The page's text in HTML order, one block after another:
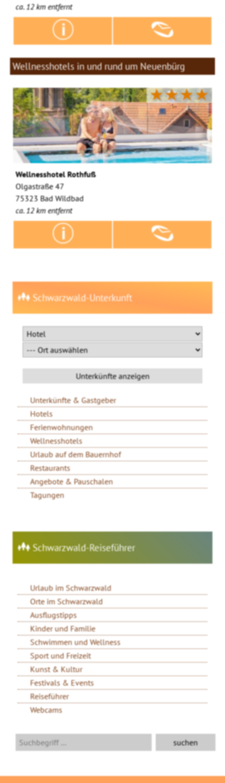
ca. 12 km entfernt
Wellnesshotels in und rund um Neuenbürg
★★★★
Wellnesshotel Rothfuß
Olgastraße 47
75323 Bad Wildbad
ca. 12 km entfernt
Schwarzwald-Unterkunft
Unterkünfte & Gastgeber
Hotels
Ferienwohnungen
Wellnesshotels
Urlaub auf dem Bauernhof
Restaurants
Angebote & Pauschalen
Tagungen
Schwarzwald-Reiseführer
Urlaub im Schwarzwald
Orte im Schwarzwald
Ausflugstipps
Kinder und Familie
Schwimmen und Wellness
Sport und Freizeit
Kunst & Kultur
Festivals & Events
Reiseführer
Webcams